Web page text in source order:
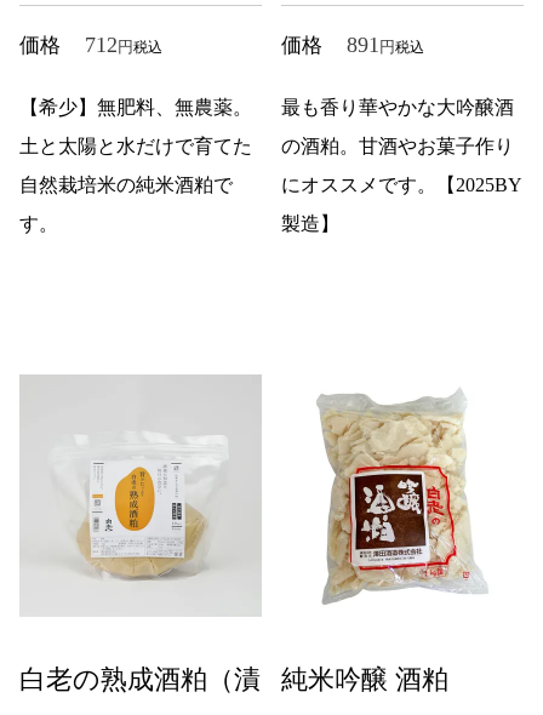
価格 712 税込
【希少】無肥料、無農薬。
土と太陽と水だけで育てた
自然栽培米の純米酒粕で
す。
価格 891 税込
最も香り華やかな大吟醸酒
の酒粕。甘酒やお菓子作り
にオススメです。【2025BY
製造】
白老の熟成酒粕（漬 純米吟醸 酒粕